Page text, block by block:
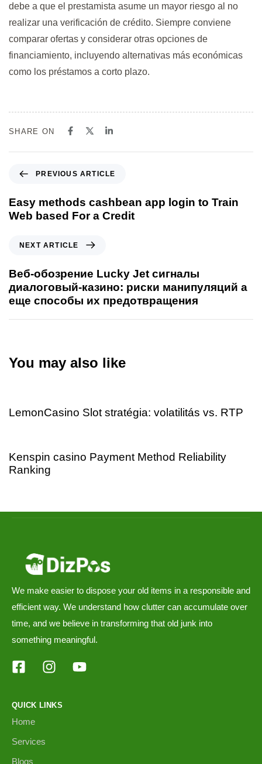
debe a que el prestamista asume un mayor riesgo al no
realizar una verificación de crédito. Siempre conviene
comparar ofertas y considerar otras opciones de
financiamiento, incluyendo alternativas más económicas
como los préstamos a corto plazo.
SHARE ON
PREVIOUS ARTICLE
Easy methods cashbean app login to Train
Web based For a Credit
NEXT ARTICLE
Веб-обозрение Lucky Jet сигналы
диалоговый-казино: риски манипуляций а
еще способы их предотвращения
You may also like
LemonCasino Slot stratégia: volatilitás vs. RTP
Kenspin casino Payment Method Reliability
Ranking
We make easier to dispose your old items in a responsible and
efficient way. We understand how clutter can accumulate over
time, and we believe in transforming that old junk into
something meaningful.
QUICK LINKS
Home
Services
Blogs